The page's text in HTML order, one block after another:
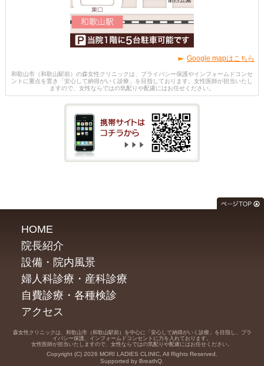
Google mapはこちら
和歌山市（和歌山駅前）の森女性クリニックは、プライバシー保護やインフォームドコンセ
ントに重点を置き「安心して納得がいく診療」を目指しております。女性医師が担当いたし
ますので、女性ならではの気配りや配慮にはお任せください。
HOME
院長紹介
設備・院内風景
婦人科診療・産科診療
自費診療・各種検診
アクセス
森女性クリニックは、和歌山市（和歌山駅前）を中心に「安心して納得がいく診療」を目指し、プラ
イバシー保護、インフォームドコンセントに力を入れております。
女性医師が担当いたしますので、女性ならではの気配りや配慮にはお任せください。
Copyright (C) 2026 MORI LADIES CLINIC, All Rights Reserved.
Supported by BreathQ.